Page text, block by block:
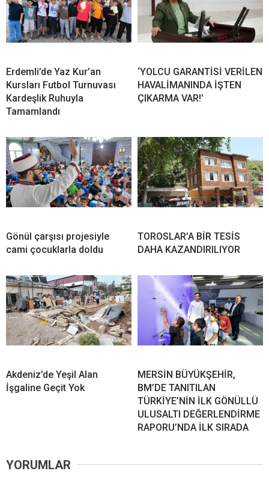
Erdemli’de Yaz Kur’an
Kursları Futbol Turnuvası
Kardeşlik Ruhuyla
Tamamlandı
‘YOLCU GARANTİSİ VERİLEN
HAVALİMANINDA İŞTEN
ÇIKARMA VAR!’
Gönül çarşısı projesiyle
cami çocuklarla doldu
TOROSLAR’A BİR TESİS
DAHA KAZANDIRILIYOR
Akdeniz’de Yeşil Alan
İşgaline Geçit Yok
MERSİN BÜYÜKŞEHİR,
BM’DE TANITILAN
TÜRKİYE’NİN İLK GÖNÜLLÜ
ULUSALTI DEĞERLENDİRME
RAPORU’NDA İLK SIRADA
YORUMLAR